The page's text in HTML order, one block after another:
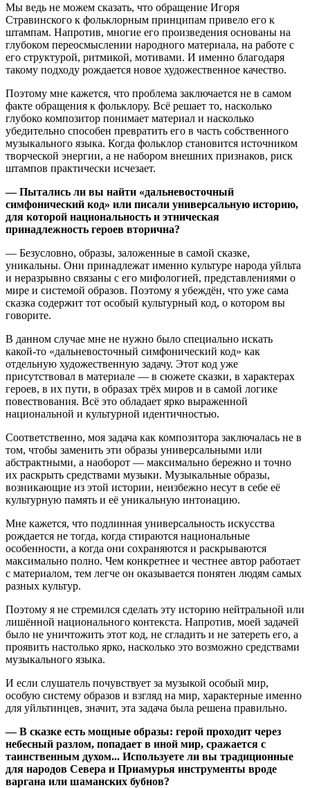
Мы ведь не можем сказать, что обращение Игоря
Стравинского к фольклорным принципам привело его к
штампам. Напротив, многие его произведения основаны на
глубоком переосмыслении народного материала, на работе с
его структурой, ритмикой, мотивами. И именно благодаря
такому подходу рождается новое художественное качество.
Поэтому мне кажется, что проблема заключается не в самом
факте обращения к фольклору. Всё решает то, насколько
глубоко композитор понимает материал и насколько
убедительно способен превратить его в часть собственного
музыкального языка. Когда фольклор становится источником
творческой энергии, а не набором внешних признаков, риск
штампов практически исчезает.
— Пытались ли вы найти «дальневосточный
симфонический код» или писали универсальную историю,
для которой национальность и этническая
принадлежность героев вторична?
— Безусловно, образы, заложенные в самой сказке,
уникальны. Они принадлежат именно культуре народа уйльта
и неразрывно связаны с его мифологией, представлениями о
мире и системой образов. Поэтому я убеждён, что уже сама
сказка содержит тот особый культурный код, о котором вы
говорите.
В данном случае мне не нужно было специально искать
какой-то «дальневосточный симфонический код» как
отдельную художественную задачу. Этот код уже
присутствовал в материале — в сюжете сказки, в характерах
героев, в их пути, в образах трёх миров и в самой логике
повествования. Всё это обладает ярко выраженной
национальной и культурной идентичностью.
Соответственно, моя задача как композитора заключалась не в
том, чтобы заменить эти образы универсальными или
абстрактными, а наоборот — максимально бережно и точно
их раскрыть средствами музыки. Музыкальные образы,
возникающие из этой истории, неизбежно несут в себе её
культурную память и её уникальную интонацию.
Мне кажется, что подлинная универсальность искусства
рождается не тогда, когда стираются национальные
особенности, а когда они сохраняются и раскрываются
максимально полно. Чем конкретнее и честнее автор работает
с материалом, тем легче он оказывается понятен людям самых
разных культур.
Поэтому я не стремился сделать эту историю нейтральной или
лишённой национального контекста. Напротив, моей задачей
было не уничтожить этот код, не сгладить и не затереть его, а
проявить настолько ярко, насколько это возможно средствами
музыкального языка.
И если слушатель почувствует за музыкой особый мир,
особую систему образов и взгляд на мир, характерные именно
для уйльтинцев, значит, эта задача была решена правильно.
— В сказке есть мощные образы: герой проходит через
небесный разлом, попадает в иной мир, сражается с
таинственным духом... Используете ли вы традиционные
для народов Севера и Приамурья инструменты вроде
варгана или шаманских бубнов?